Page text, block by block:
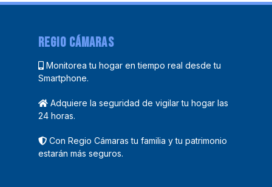
REGIO CÁMARAS
Monitorea tu hogar en tiempo real desde tu
Smartphone.
Adquiere la seguridad de vigilar tu hogar las
24 horas.
Con Regio Cámaras tu familia y tu patrimonio
estarán más seguros.